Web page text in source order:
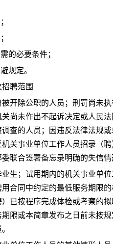
的必要条件；
规定。
聘范围
开除公职的人员；刑罚尚未
尚未作出不起诉决定或人民
查的人员；因违反法律法规
关事业单位工作人员招录（
联合签署备忘录明确的失信情
生；试用期内的机关事业单
合同中约定的最低服务期限
已按程序完成体检或考察的
限或本简章发布之日前未按